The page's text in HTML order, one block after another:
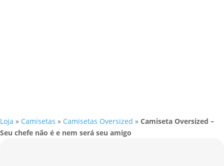
Loja » Camisetas » Camisetas Oversized » Camiseta Oversized –
Seu chefe não é e nem será seu amigo